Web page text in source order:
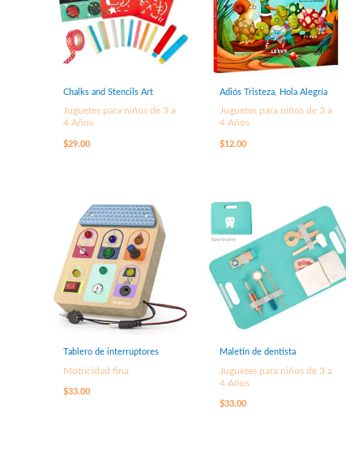
Chalks and Stencils Art
Juguetes para niños de 3 a
4 Años
$29.00
Adiós Tristeza, Hola Alegría
Juguetes para niños de 3 a
4 Años
$12.00
Tablero de interruptores
Motricidad fina
$33.00
Maletín de dentista
Juguetes para niños de 3 a
4 Años
$33.00